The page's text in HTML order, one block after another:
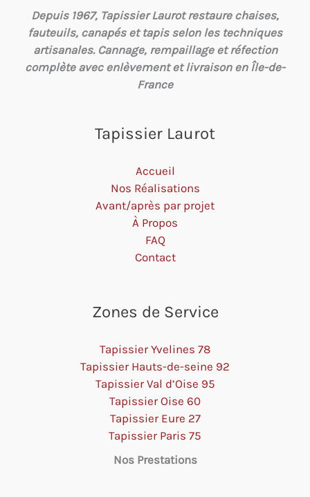
Depuis 1967, Tapissier Laurot restaure chaises,
fauteuils, canapés et tapis selon les techniques
artisanales. Cannage, rempaillage et réfection
complète avec enlèvement et livraison en Île-de-
France
Tapissier Laurot
Accueil
Nos Réalisations
Avant/après par projet
À Propos
FAQ
Contact
Zones de Service
Tapissier Yvelines 78
Tapissier Hauts-de-seine 92
Tapissier Val d’Oise 95
Tapissier Oise 60
Tapissier Eure 27
Tapissier Paris 75
Nos Prestations